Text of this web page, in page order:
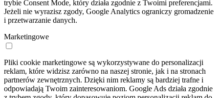
trybie Consent Mode, który działa zgodnie z Twoimi preferencjami.
Jeżeli nie wyrazisz zgody, Google Analytics ograniczy gromadzenie
i przetwarzanie danych.
Marketingowe
Pliki cookie marketingowe są wykorzystywane do personalizacji
reklam, które widzisz zarówno na naszej stronie, jak i na stronach
partnerów zewnętrznych. Dzięki nim reklamy są bardziej trafne i
odpowiadają Twoim zainteresowaniom. Google Ads działa zgodnie